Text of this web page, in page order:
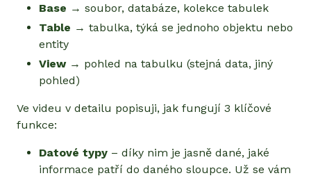
Base → soubor, databáze, kolekce tabulek
Table → tabulka, týká se jednoho objektu nebo
entity
View→ pohled na tabulku (stejná data, jiný
pohled)
Ve videu v detailu popisuji, jak fungují 3 klíčové
funkce:
Datové typy – díky nim je jasně dané, jaké
informace patří do daného sloupce. Už se vám